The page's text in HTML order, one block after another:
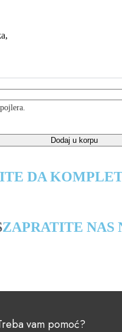
Dodaj u korpu
DA
ZAPRATITE NAS
vam pomoć?